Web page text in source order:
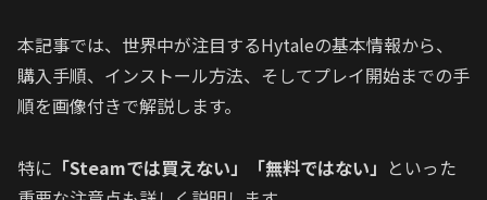
本記事では、世界中が注目するHytaleの基本情報から、
購入手順、インストール方法、そしてプレイ開始までの手
順を画像付きで解説します。
特に 「Steamでは買えない」「無料ではない」 といった